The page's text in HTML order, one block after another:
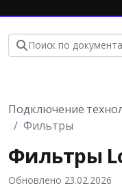
Подключение
Фильтры
Фильтры
Обновлено 23.02.2026